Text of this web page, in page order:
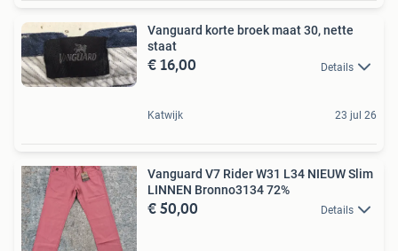
Vanguard korte broek maat 30, nette
staat
€ 16,00 Details
Katwijk 23 jul 26
Vanguard V7 Rider W31 L34 NIEUW Slim
LINNEN Bronno3134 72%
€ 50,00 Details